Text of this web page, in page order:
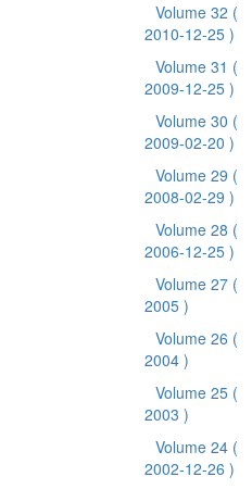
Volume 32 (
2010-12-25 )
Volume 31 (
2009-12-25 )
Volume 30 (
2009-02-20 )
Volume 29 (
2008-02-29 )
Volume 28 (
2006-12-25 )
Volume 27 (
2005 )
Volume 26 (
2004 )
Volume 25 (
2003 )
Volume 24 (
2002-12-26 )